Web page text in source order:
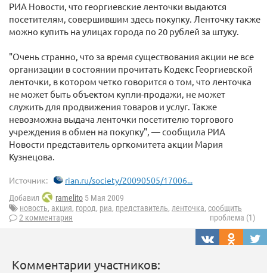
РИА Новости, что георгиевские ленточки выдаются
посетителям, совершившим здесь покупку. Ленточку также
можно купить на улицах города по 20 рублей за штуку.
"Очень странно, что за время существования акции не все
организации в состоянии прочитать Кодекс Георгиевской
ленточки, в котором четко говорится о том, что ленточка
не может быть объектом купли-продажи, не может
служить для продвижения товаров и услуг. Также
невозможна выдача ленточки посетителю торгового
учреждения в обмен на покупку", — сообщила РИА
Новости представитель оргкомитета акции Мария
Кузнецова.
Источник: rian.ru/society/20090505/17006...
Добавил ramelito 5 Мая 2009
новость, акция, город, риа, представитель, ленточка, сообщить
2 комментария
проблема (1)
Комментарии участников: